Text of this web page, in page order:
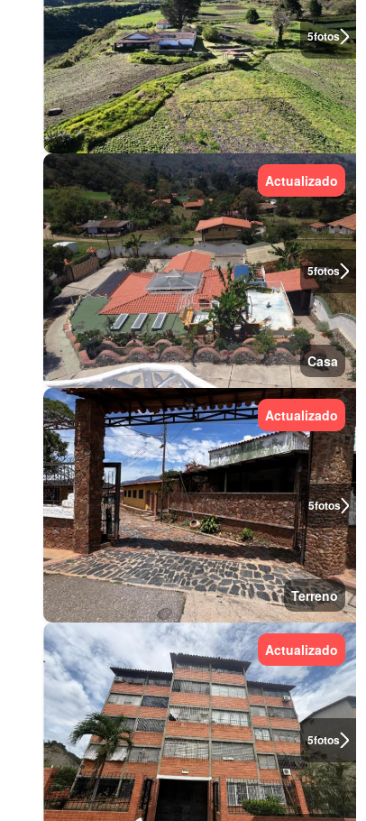
5fotos
5fotos
Actualizado
Casa
5fotos
Actualizado
Terreno
5fotos
Actualizado